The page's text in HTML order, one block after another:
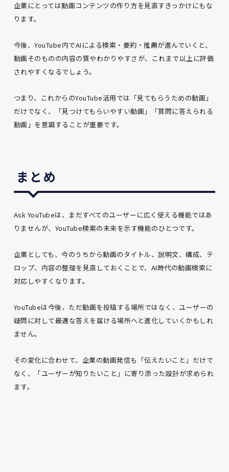
企業にとっては動画コンテンツの作り方を見直すきっかけにもな
ります。
今後、YouTube内でAIによる検索・要約・推薦が進んでいくと、
動画そのものの内容の質やわかりやすさが、これまで以上に評価
されやすくなるでしょう。
つまり、これからのYouTube活用では「見てもらうための動画」
だけでなく、「見つけてもらいやすい動画」「質問に答えられる
動画」を意識することが重要です。
まとめ
Ask YouTubeは、まだすべてのユーザーに広く使える機能ではあ
りませんが、YouTube検索の未来を示す機能のひとつです。
企業としても、今のうちから動画のタイトル、説明文、構成、テ
ロップ、内容の整理を見直しておくことで、AI時代の動画検索に
対応しやすくなります。
YouTubeは今後、ただ動画を投稿する場所ではなく、ユーザーの
疑問に対して最適な答えを届ける場所へと進化していくかもしれ
ません。
その変化に合わせて、企業の動画発信も「伝えたいこと」だけで
なく、「ユーザーが知りたいこと」に寄り添った設計が求められ
ます。